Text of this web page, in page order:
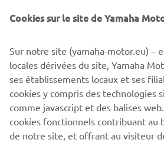
2018!
Venez tester votre future moto!
Comment? Retrouvez toutes les
Cookies sur le site de Yamaha
Sur notre site (yamaha-motor.eu) –
locales dérivées du site, Yamaha
ses établissements locaux et ses
cookies y compris des technologies
comme javascript et des balises
cookies fonctionnels contribuant au
de notre site, et offrant au visiteur